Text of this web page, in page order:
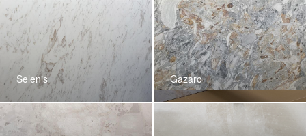
Selenis Gazaro